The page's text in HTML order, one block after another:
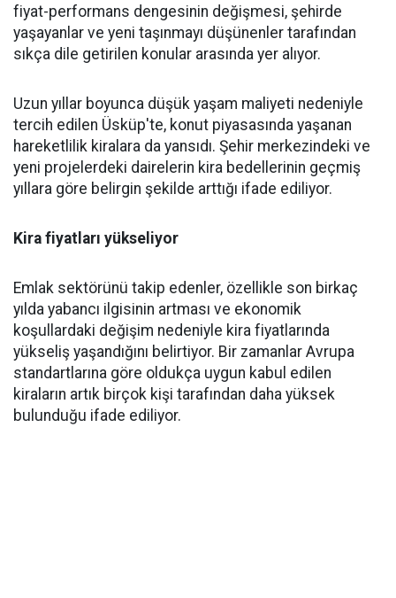
fiyat-performans dengesinin değişmesi, şehirde
yaşayanlar ve yeni taşınmayı düşünenler tarafından
sıkça dile getirilen konular arasında yer alıyor.
Uzun yıllar boyunca düşük yaşam maliyeti nedeniyle
tercih edilen Üsküp'te, konut piyasasında yaşanan
hareketlilik kiralara da yansıdı. Şehir merkezindeki ve
yeni projelerdeki dairelerin kira bedellerinin geçmiş
yıllara göre belirgin şekilde arttığı ifade ediliyor.
Kira fiyatları yükseliyor
Emlak sektörünü takip edenler, özellikle son birkaç
yılda yabancı ilgisinin artması ve ekonomik
koşullardaki değişim nedeniyle kira fiyatlarında
yükseliş yaşandığını belirtiyor. Bir zamanlar Avrupa
standartlarına göre oldukça uygun kabul edilen
kiraların artık birçok kişi tarafından daha yüksek
bulunduğu ifade ediliyor.